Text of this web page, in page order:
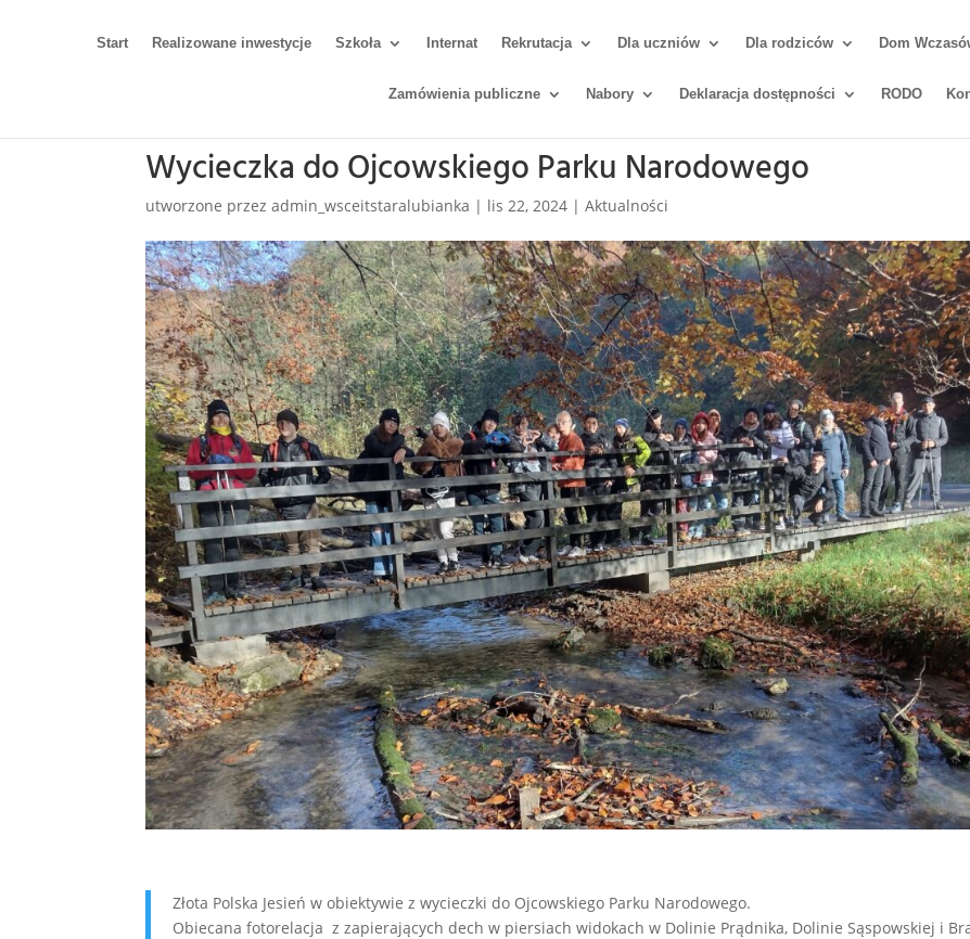
Start Realizowane inwestycje Szkoła Internat Rekrutacja Dla uczniów Dla rodziców Dom
Zamówienia publiczne Nabory Deklaracja dostępności RODO
Wycieczka do Ojcowskiego Parku Narodowego
utworzone przezadmin_wsceitstaralubianka | lis 22, 2024 |Aktualności
Złota Polska Jesień w obiektywie z wycieczki do Ojcowskiego Parku Narodowego.
Obiecana fotorelacja z zapierających dech w piersiach widokach w Dolinie Prądnika, Dolinie Sąspowskiej i